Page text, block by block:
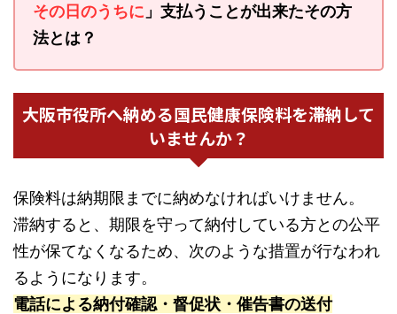
その日のうちに 」支払うことが出来たその方
法とは？
大阪市役所へ納める国民健康保険料を滞納して
いませんか？
保険料は納期限までに納めなければいけません。
滞納すると、期限を守って納付している方との公平
性が保てなくなるため、次のような措置が行なわれ
るようになります。
電話による納付確認・督促状・催告書の送付